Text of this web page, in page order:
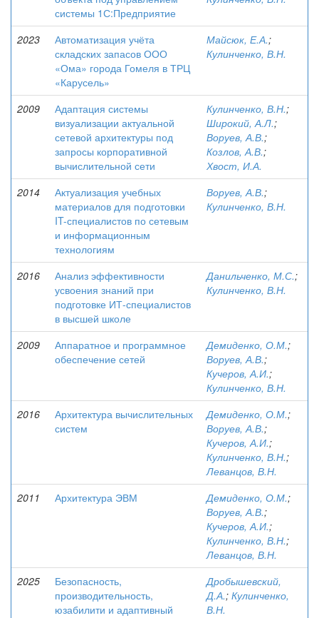
системы 1С:Предприятие
2023
Автоматизация учёта
складских запасов ООО
«Ома» города Гомеля в ТРЦ
«Карусель»
Майсюк, Е.А.;
Кулинченко, В.Н.
2009
Адаптация системы
визуализации актуальной
сетевой архитектуры под
запросы корпоративной
вычислительной сети
Кулинченко, В.Н.;
Широкий, А.Л.;
Воруев, А.В.;
Козлов, А.В.;
Хвост, И.А.
2014
Актуализация учебных
материалов для подготовки
IT-специалистов по сетевым
и информационным
технологиям
Воруев, А.В.;
Кулинченко, В.Н.
2016
Анализ эффективности
усвоения знаний при
подготовке ИТ-специалистов
в высшей школе
Данильченко, М.С.;
Кулинченко, В.Н.
2009
Аппаратное и программное
обеспечение сетей
Демиденко, О.М.;
Воруев, А.В.;
Кучеров, А.И.;
Кулинченко, В.Н.
2016
Архитектура вычислительных
систем
Демиденко, О.М.;
Воруев, А.В.;
Кучеров, А.И.;
Кулинченко, В.Н.;
Леванцов, В.Н.
2011
Архитектура ЭВМ Демиденко, О.М.;
Воруев, А.В.;
Кучеров, А.И.;
Кулинченко, В.Н.;
Леванцов, В.Н.
2025
Безопасность,
производительность,
юзабилити и адаптивный
Дробышевский,
Д.А.; Кулинченко,
В.Н.